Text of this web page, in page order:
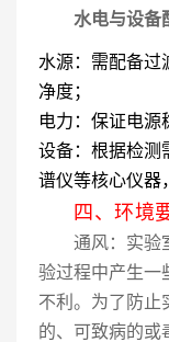
水电与设备
水源：需配备过
净度；
电力：保证电源
设备：根据检测
谱仪等核心仪器
四、环境
通风：实验
验过程中产生一
不利。为了防止
的、可致病的或